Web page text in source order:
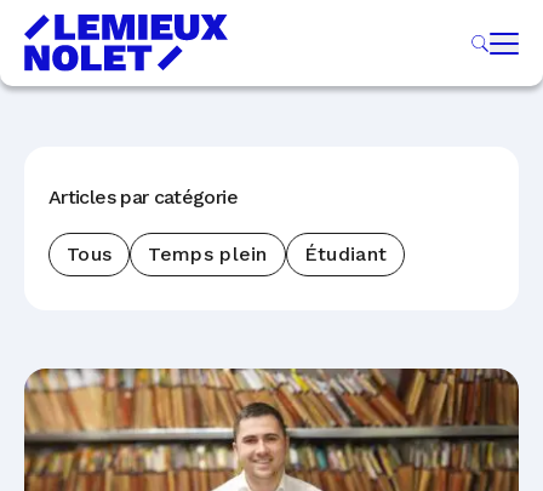
Articles par catégorie
Tous Temps plein Étudiant